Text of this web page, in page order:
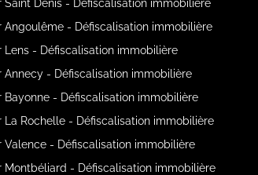
Saint Denis - Défiscalisation immobilière
Angoulême - Défiscalisation immobilière
Lens - Défiscalisation immobilière
Annecy - Défiscalisation immobilière
Bayonne - Défiscalisation immobilière
La Rochelle - Défiscalisation immobilière
Valence - Défiscalisation immobilière
Montbéliard - Défiscalisation immobilière